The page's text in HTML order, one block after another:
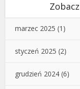
marzec 2025 (1)
styczeń 2025 (2)
grudzień 2024 (6)